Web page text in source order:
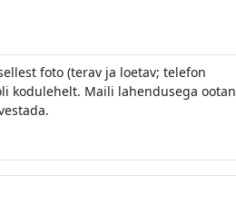
foto (terav ja loetav; telefon
kodulehelt. Maili lahendusega ootan